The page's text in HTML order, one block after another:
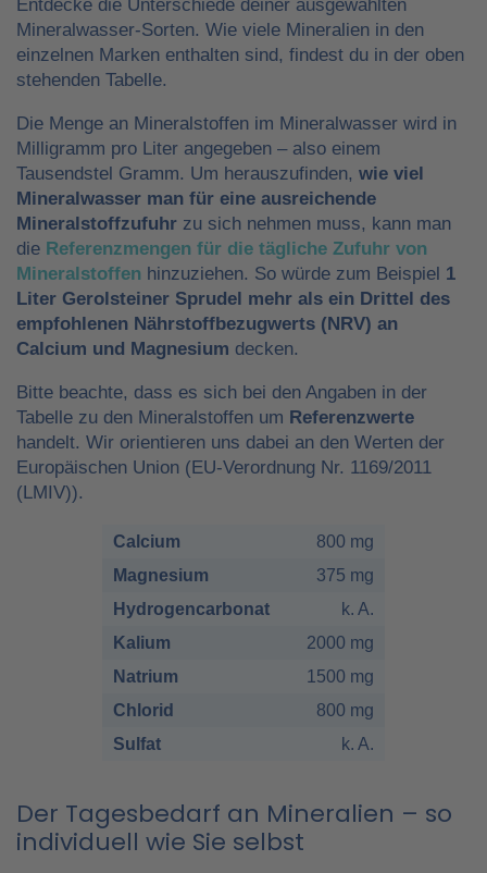
Entdecke die Unterschiede deiner ausgewählten
Mineralwasser-Sorten. Wie viele Mineralien in den
einzelnen Marken enthalten sind, findest du in der oben
stehenden Tabelle.
Die Menge an Mineralstoffen im Mineralwasser wird in
Milligramm pro Liter angegeben – also einem
Tausendstel Gramm. Um herauszufinden, wie viel
Mineralwasser man für eine ausreichende
Mineralstoffzufuhr zu sich nehmen muss, kann man
die Referenzmengen für die tägliche Zufuhr von
Mineralstoffen hinzuziehen. So würde zum Beispiel 1
Liter Gerolsteiner Sprudel mehr als ein Drittel des
empfohlenen Nährstoffbezugwerts (NRV) an
Calcium und Magnesium decken.
Bitte beachte, dass es sich bei den Angaben in der
Tabelle zu den Mineralstoffen um Referenzwerte
handelt. Wir orientieren uns dabei an den Werten der
Europäischen Union (EU-Verordnung Nr. 1169/2011
(LMIV)).
Calcium
800 mg
Magnesium
375 mg
Hydrogencarbonat
k. A.
Kalium
2000 mg
Natrium
1500 mg
Chlorid
800 mg
Sulfat
k. A.
Der Tagesbedarf an Mineralien – so
individuell wie Sie selbst